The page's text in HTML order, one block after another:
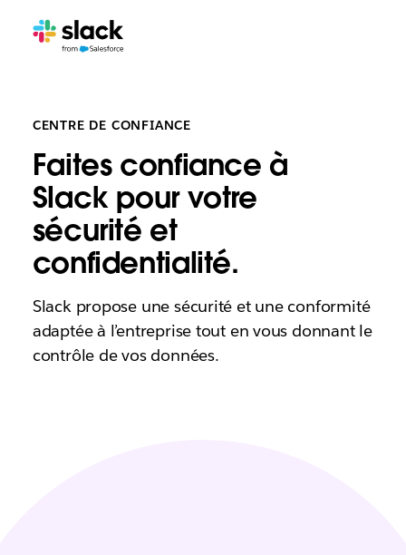
CENTRE DE CONFIANCE
Faites confiance à
Slack pour votre
sécurité et
confidentialité.
Slack propose une sécurité et une conformité
adaptée à l’entreprise tout en vous donnant le
contrôle de vos données.